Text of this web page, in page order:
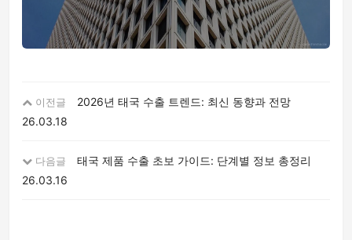
이전글
2026년 태국 수출 트렌드: 최신 동향과 전망
26.03.18
다음글
태국 제품 수출 초보 가이드: 단계별 정보 총정리
26.03.16